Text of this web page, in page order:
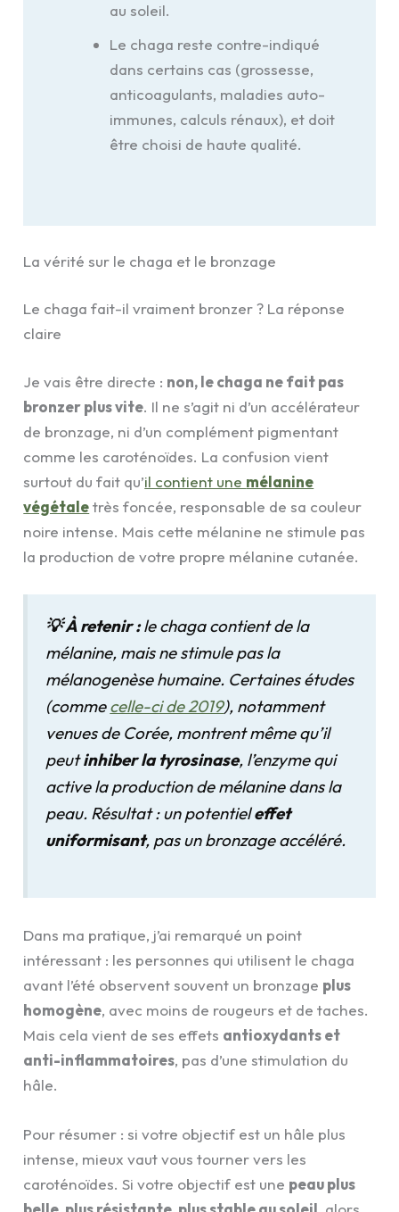
au soleil.
Le chaga reste contre-indiqué
dans certains cas (grossesse,
anticoagulants, maladies auto-
immunes, calculs rénaux), et doit
être choisi de haute qualité.
La vérité sur le chaga et le bronzage
Le chaga fait-il vraiment bronzer ? La réponse
claire
Je vais être directe : non, le chaga ne fait pas
bronzer plus vite. Il ne s’agit ni d’un accélérateur
de bronzage, ni d’un complément pigmentant
comme les caroténoïdes. La confusion vient
surtout du fait qu’il contient une mélanine
végétaletrès foncée, responsable de sa couleur
noire intense. Mais cette mélanine ne stimule pas
la production de votre propre mélanine cutanée.
💡 À retenir :le chaga contient de la
mélanine, mais ne stimule pas la
mélanogenèse humaine. Certaines études
(commecelle-ci de 2019), notamment
venues de Corée, montrent même qu’il
peutinhiber la tyrosinase, l’enzyme qui
active la production de mélanine dans la
peau. Résultat : un potentieleffet
uniformisant, pas un bronzage accéléré.
Dans ma pratique, j’ai remarqué un point
intéressant : les personnes qui utilisent le chaga
avant l’été observent souvent un bronzage plus
homogène, avec moins de rougeurs et de taches.
Mais cela vient de ses effets antioxydants et
anti-inflammatoires, pas d’une stimulation du
hâle.
Pour résumer : si votre objectif est un hâle plus
intense, mieux vaut vous tourner vers les
caroténoïdes. Si votre objectif est une peau plus